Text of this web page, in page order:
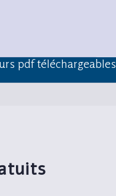
pdf téléchargeables